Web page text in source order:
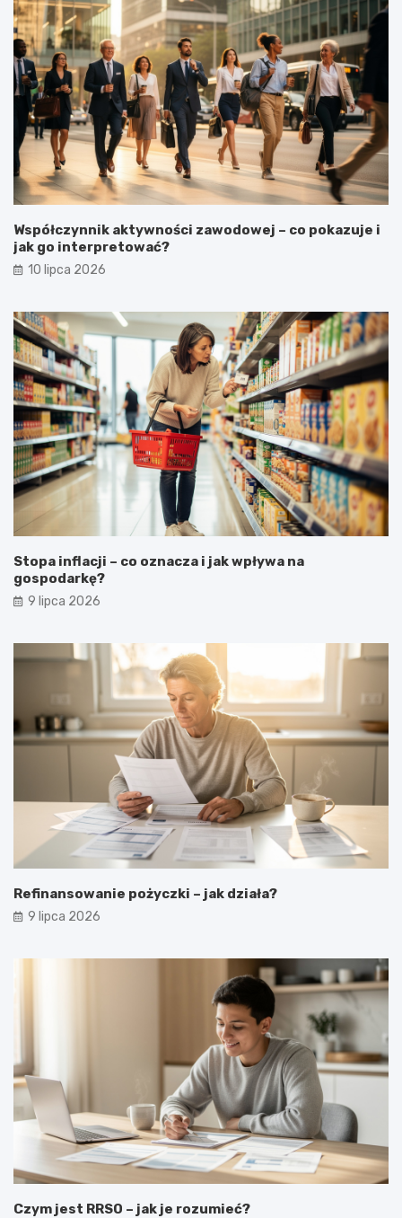
Współczynnik aktywności zawodowej – co pokazuje i
jak go interpretować?
10 lipca 2026
Stopa inflacji – co oznacza i jak wpływa na
gospodarkę?
9 lipca 2026
Refinansowanie pożyczki – jak działa?
9 lipca 2026
Czym jest RRSO – jak je rozumieć?